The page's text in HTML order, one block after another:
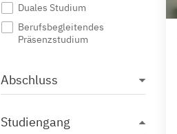
Duales Studium
Berufsbegleitendes
Präsenzstudium
Abschluss
Studiengang